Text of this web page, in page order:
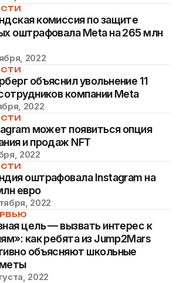
комиссия по защите
оштрафовала Meta на 265 млн
2022
объяснил увольнение 11
компании Meta
2022
может появиться опция
и продаж NFT
2022
оштрафовала Instagram на
евро
2022
цель — вызвать интерес к
как ребята из Jump2Mars
объясняют школьные
2022